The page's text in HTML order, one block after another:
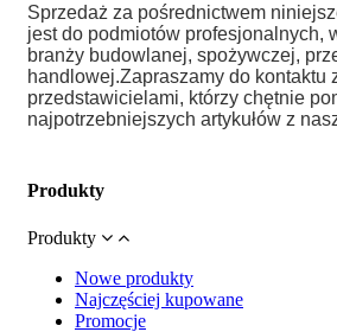
Sprzedaż za pośrednictwem
jest do podmiotów profesjonalnych,
branży budowlanej, spożywczej,
handlowej.Zapraszamy do kontaktu
przedstawicielami, którzy chętnie
najpotrzebniejszych artykułów z
Produkty
Produkty
Nowe produkty
Najczęściej kupowane
Promocje